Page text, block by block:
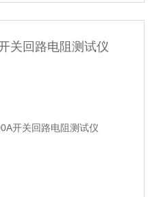
关回路电阻测试仪